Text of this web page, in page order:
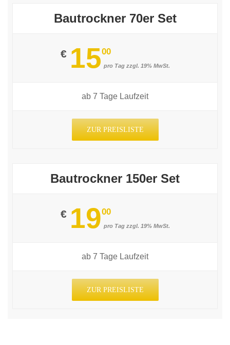
Bautrockner 70er Set
€ 1500
pro Tag zzgl. 19% MwSt.
ab 7 Tage Laufzeit
ZUR PREISLISTE
Bautrockner 150er Set
€ 1900
pro Tag zzgl. 19% MwSt.
ab 7 Tage Laufzeit
ZUR PREISLISTE